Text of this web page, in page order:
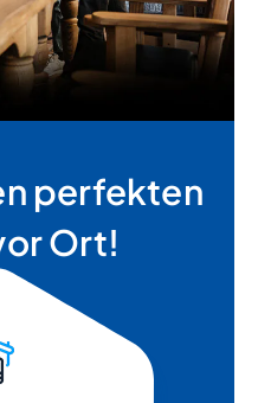
perfekten
Ort!